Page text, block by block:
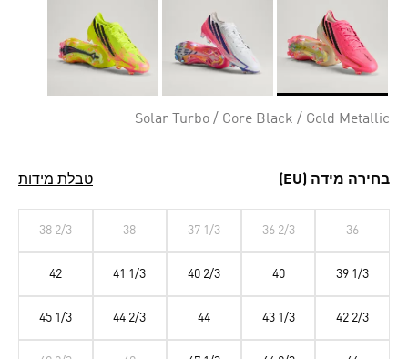
Solar Turbo / Core Black / Gold Metallic
בחירה מידה (EU) טבלת מידות
36
36 2/3
37 1/3
38
38 2/3
39 1/3
40
40 2/3
41 1/3
42
42 2/3
43 1/3
44
44 2/3
45 1/3